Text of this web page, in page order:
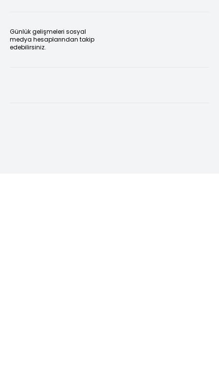
Günlük gelişmeleri sosyal
medya hesaplarından takip
edebilirsiniz.